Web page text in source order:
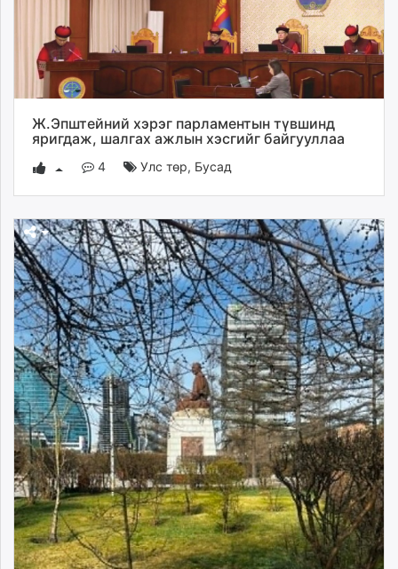
Ж.Эпштейний хэрэг парламентын түвшинд
яригдаж, шалгах ажлын хэсгийг байгууллаа
4 Улс төр, Бусад